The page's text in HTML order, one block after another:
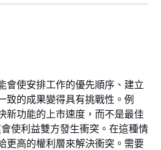
會使安排工作的優先順序、建立
致的成果變得具有挑戰性。例
新功能的上市速度，而不是最佳
使利益雙方發生衝突。在這種情
更高的權利層來解決衝突。需要